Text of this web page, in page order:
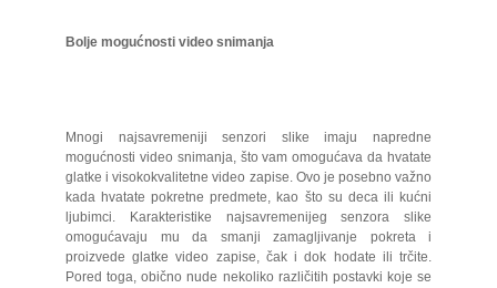
Bolje mogućnosti video snimanja
Mnogi najsavremeniji senzori slike imaju napredne
mogućnosti video snimanja, što vam omogućava da hvatate
glatke i visokokvalitetne video zapise. Ovo je posebno važno
kada hvatate pokretne predmete, kao što su deca ili kućni
ljubimci. Karakteristike najsavremenijeg senzora slike
omogućavaju mu da smanji zamagljivanje pokreta i
proizvede glatke video zapise, čak i dok hodate ili trčite.
Pored toga, obično nude nekoliko različitih postavki koje se